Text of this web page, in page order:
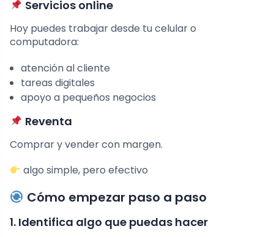
Servicios online
Hoy puedes trabajar desde tu celular o
computadora:
atención al cliente
tareas digitales
apoyo a pequeños negocios
Reventa
Comprar y vender con margen.
algo simple, pero efectivo
Cómo empezar paso a paso
1. Identifica algo que puedas hacer